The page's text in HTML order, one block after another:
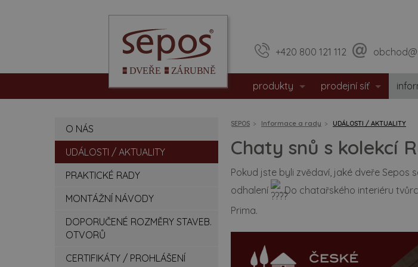
+420 800 121 112
produkty
vchodové dveře
bezpečnostní dveře
protipožární dveře
dveře s matným povrchem
prodejní síť
sídlo firmy
SEPOS Informace a rady UDÁLOSTI / AKTUALITY
Chaty snů s kolekcí
Pokud jste byli zvědaví, jaké dveře Sepos
odhalení
. Do chatařského interiéru
Prima.
O NÁS
UDÁLOSTI / AKTUALITY
PRAKTICKÉ RADY
MONTÁŽNÍ NÁVODY
DOPORUČENÉ ROZMĚRY STAVEB.
OTVORŮ
CERTIFIKÁTY / PROHLÁŠENÍ